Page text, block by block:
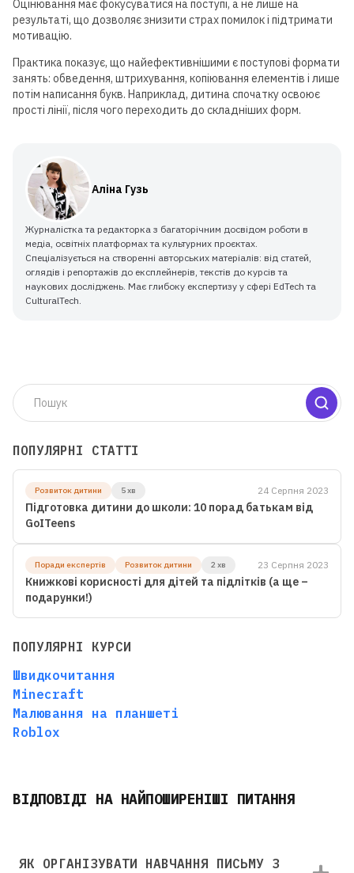
Оцінювання має фокусуватися на поступі, а не лише на
результаті, що дозволяє знизити страх помилок і підтримати
мотивацію.
Практика показує, що найефективнішими є поступові формати
занять: обведення, штрихування, копіювання елементів і лише
потім написання букв. Наприклад, дитина спочатку освоює
прості лінії, після чого переходить до складніших форм.
Аліна Гузь
Журналістка та редакторка з багаторічним досвідом роботи в
медіа, освітніх платформах та культурних проєктах.
Спеціалізується на створенні авторських матеріалів: від статей,
оглядів і репортажів до експлейнерів, текстів до курсів та
наукових досліджень. Має глибоку експертизу у сфері EdTech та
CulturalTech.
ПОПУЛЯРНІ СТАТТІ
Розвиток дитини 5 хв 24 Серпня 2023
Підготовка дитини до школи: 10 порад батькам від
GoITeens
Поради експертів Розвиток дитини 2 хв 23 Серпня 2023
Книжкові корисності для дітей та підлітків (а ще –
подарунки!)
ПОПУЛЯРНІ КУРСИ
Швидкочитання
Minecraft
Малювання на планшеті
Roblox
ВІДПОВІДІ НА НАЙПОШИРЕНІШІ ПИТАННЯ
ЯК ОРГАНІЗУВАТИ НАВЧАННЯ ПИСЬМУ З
ЗАМІСТЬ ЛІТА В ТЕЛЕФОНІ
— 8+ ГОТОВИХ РОБІТ ЗА 4
ТИЖНІ
Детальніше